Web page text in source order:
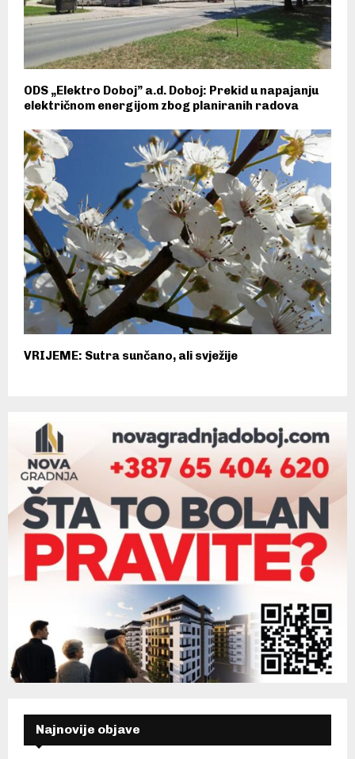
ODS „Elektro Doboj” a.d. Doboj: Prekid u napajanju
električnom energijom zbog planiranih radova
VRIJEME: Sutra sunčano, ali svježije
Najnovije objave